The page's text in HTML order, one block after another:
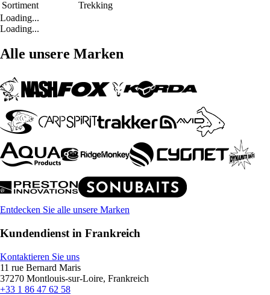
Sortiment
Trekking
Loading...
Loading...
Alle unsere Marken
Entdecken Sie alle unsere Marken
Kundendienst in Frankreich
Kontaktieren Sie uns
11 rue Bernard Maris
37270 Montlouis-sur-Loire, Frankreich
+33 1 86 47 62 58